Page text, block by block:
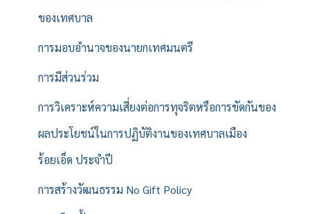
ของเทศบาล
การมอบอำนาจของนายกเทศมนตรี
การมีส่วนร่วม
การวิเคราะห์ความเสี่ยงต่อการทุจริตหรือการขัดกันของ
ผลประโยชน์ในการปฏิบัติงานของเทศบาลเมือง
ร้อยเอ็ด ประจำปี
การสร้างวัฒนธรรม No Gift Policy